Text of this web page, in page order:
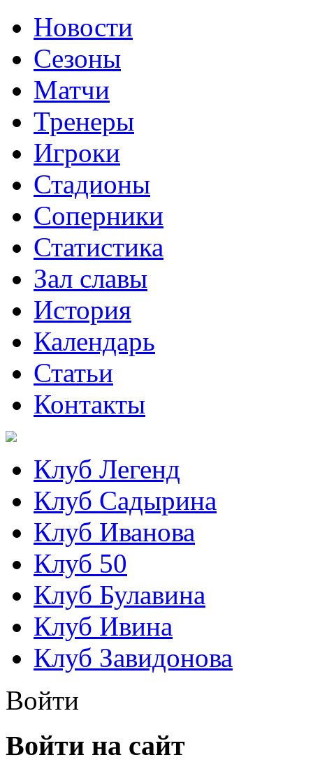
Новости
Сезоны
Матчи
Тренеры
Игроки
Стадионы
Соперники
Статистика
Зал славы
История
Календарь
Статьи
Контакты
Клуб Легенд
Клуб Садырина
Клуб Иванова
Клуб 50
Клуб Булавина
Клуб Ивина
Клуб Завидонова
Войти
Войти на сайт